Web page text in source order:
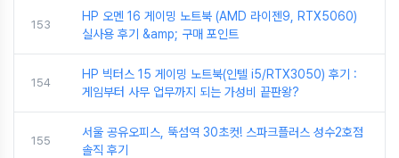
153
HP 오멘 16 게이밍 노트북 (AMD 라이젠9, RTX5060)
실사용 후기 &amp; 구매 포인트
154
HP 빅터스 15 게이밍 노트북(인텔 i5/RTX3050) 후기 :
게임부터 사무 업무까지 되는 가성비 끝판왕?
155
서울 공유오피스, 뚝섬역 30초컷! 스파크플러스 성수2호점
솔직 후기